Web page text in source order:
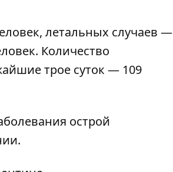
летальных случаев —
Количество
трое суток — 109
острой